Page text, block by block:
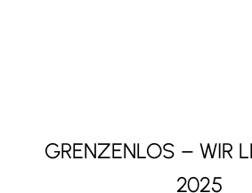
GRENZENLOS – WIR
2025